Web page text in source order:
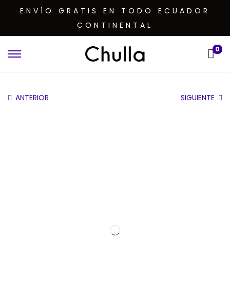
ENVÍO GRATIS EN TODO ECUADOR
CONTINENTAL
0
ANTERIOR SIGUIENTE